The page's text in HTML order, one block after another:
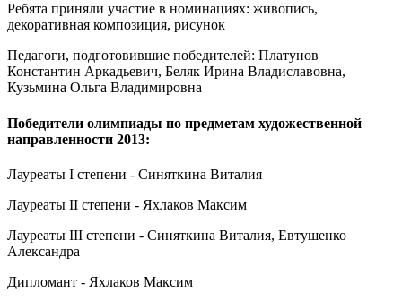
Ребята приняли участие в номинациях: живопись,
декоративная композиция, рисунок
Педагоги, подготовившие победителей: Платунов
Константин Аркадьевич, Беляк Ирина Владиславовна,
Кузьмина Ольга Владимировна
Победители олимпиады по предметам художественной
направленности 2013:
Лауреаты I степени - Синяткина Виталия
Лауреаты II степени - Яхлаков Максим
Лауреаты III степени - Синяткина Виталия, Евтушенко
Александра
Дипломант - Яхлаков Максим